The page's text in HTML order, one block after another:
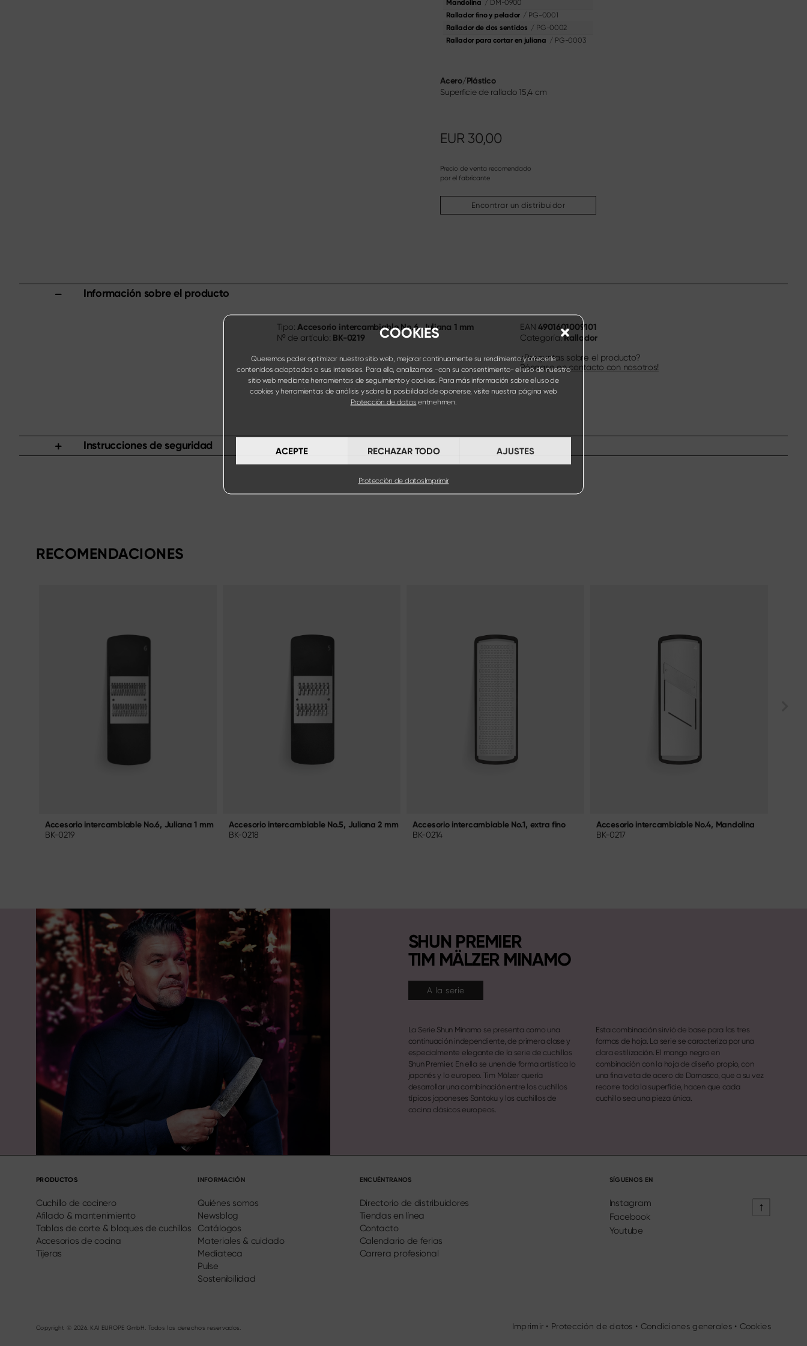
COOKIES
Queremos poder optimizar nuestro sitio web, mejorar continuamente su rendimiento y ofrecerle
contenidos adaptados a sus intereses. Para ello, analizamos -con su consentimiento- el uso de nuestro
sitio web mediante herramientas de seguimiento y cookies. Para más información sobre el uso de
cookies y herramientas de análisis y sobre la posibilidad de oponerse, visite nuestra página web
Protección de datos entnehmen.
ACEPTE RECHAZAR TODO AJUSTES
Protección de datosImprimir
Mandolina / DM-0900
Rallador fino y pelador / PG-0001
Rallador de dos sentidos / PG-0002
Rallador para cortar en juliana / PG-0003
Acero/Plástico
Superficie de rallado 15,4 cm
EUR 30,00
Precio de venta recomendado
por el fabricante
Encontrar un distribuidor
Información sobre el producto
Tipo: Accesorio intercambiable No.6, Juliana 1 mm
Nº de artículo: BK-0219
EAN4901601009101
Categoría:Rallador
¿Preguntas sobre el producto?
Póngase en contacto con nosotros!
Instrucciones de seguridad
RECOMENDACIONES
Accesorio intercambiable No.6, Juliana 1 mm
BK-0219
Accesorio intercambiable No.5, Juliana 2 mm
BK-0218
Accesorio intercambiable No.1, extra fino
BK-0214
Accesorio intercambiable No.4, Mandolina
BK-0217
SHUN PREMIER
TIM MÄLZER MINAMO
A la serie
La Serie Shun Minamo se presenta como una
continuación independiente, de primera clase y
especialmente elegante de la serie de cuchillos
Shun Premier. En ella se unen de forma artística lo
japonés y lo europeo. Tim Mälzer quería
desarrollar una combinación entre los cuchillos
típicos japoneses Santoku y los cuchillos de
cocina clásicos europeos.
Esta combinación sirvió de base para las tres
formas de hoja. La serie se caracteriza por una
clara estilización. El mango negro en
combinación con la hoja de diseño propio, con
una fina veta de acero de Damasco, que a su vez
recorre toda la superficie, hacen que cada
cuchillo sea una pieza única.
PRODUCTOS
Cuchillo de cocinero
Afilado & mantenimiento
Tablas de corte & bloques de cuchillos
Accesorios de cocina
Tijeras
INFORMACIÓN
Quiénes somos
Newsblog
Catálogos
Materiales & cuidado
Mediateca
Pulse
Sostenibilidad
ENCUÉNTRANOS
Directorio de distribuidores
Tiendas en línea
Contacto
Calendario de ferias
Carrera profesional
SÍGUENOS EN
Instagram
Facebook
Youtube
Copyright © 2026. KAI EUROPE GmbH. Todos los derechos reservados. Imprimir • Protección de datos • Condiciones generales• Cookies